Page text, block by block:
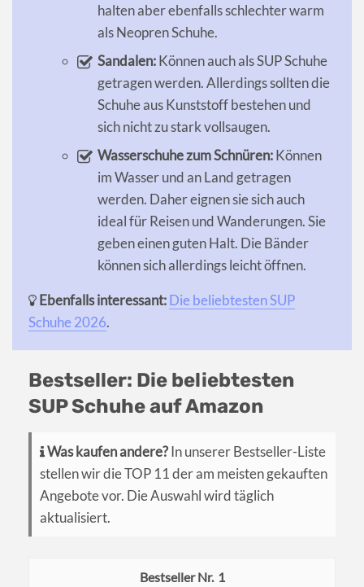
halten aber ebenfalls schlechter warm
als Neopren Schuhe.
Sandalen:Können auch als SUP Schuhe
getragen werden. Allerdings sollten die
Schuhe aus Kunststoff bestehen und
sich nicht zu stark vollsaugen.
Wasserschuhe zum Schnüren:Können
im Wasser und an Land getragen
werden. Daher eignen sie sich auch
ideal für Reisen und Wanderungen. Sie
geben einen guten Halt. Die Bänder
können sich allerdings leicht öffnen.
Ebenfalls interessant:Die beliebtesten SUP
Schuhe 2026.
Bestseller: Die beliebtesten
SUP Schuhe auf Amazon
Was kaufen andere?In unserer Bestseller-Liste
stellen wir die TOP 11 der am meisten gekauften
Angebote vor. Die Auswahl wird täglich
aktualisiert.
1